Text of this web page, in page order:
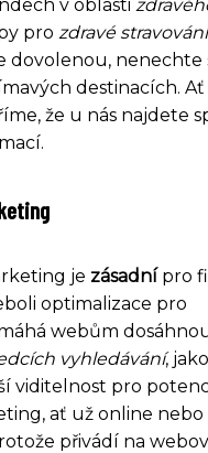
v oblasti
pro zdravé
dovolenou, nenechte
destinacích. Ať
že u nás najdete
je zásadnípro
optimalizace pro
webům
vyhledávání,
viditelnost pro
ať už online
přivádí na